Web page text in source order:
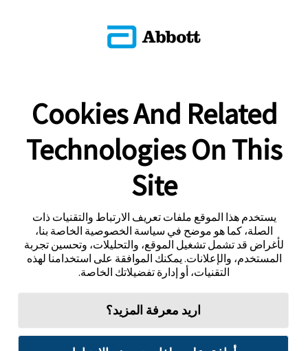
Cookies And Related
Technologies On This
Site
يستخدم هذا الموقع ملفات تعريف الارتباط والتقنيات ذات
الصلة، كما هو موضح في سياسة الخصوصية الخاصة بنا،
لأغراض قد تشمل تشغيل الموقع، والتحليلات، وتحسين تجربة
المستخدم، والإعلانات. يمكنك الموافقة على استخدامنا لهذه
التقنيات، أو إدارة تفضيلاتك الخاصة.
اريد معرفة المزيد؟